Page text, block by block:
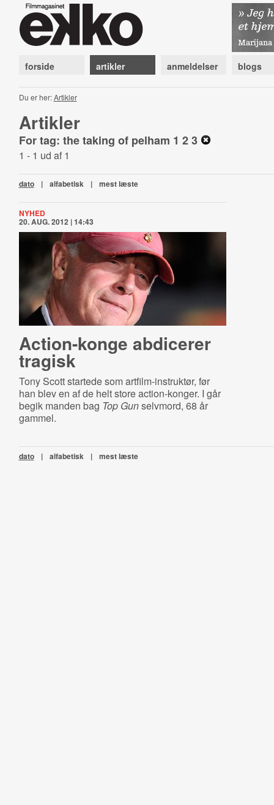
forside artikler anmeldelser blogs
Du er her:Artikler
Artikler
For tag: the taking of pelham 1 2 3
1 - 1 ud af 1
dato | alfabetisk | mest læste
NYHED
20. AUG. 2012 | 14:43
Action-konge abdicerer
tragisk
Tony Scott startede som artfilm-instruktør, før
han blev en af de helt store action-konger. I går
begik manden bag Top Gunselvmord, 68 år
gammel.
dato | alfabetisk | mest læste